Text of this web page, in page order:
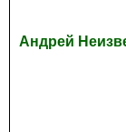
Андрей